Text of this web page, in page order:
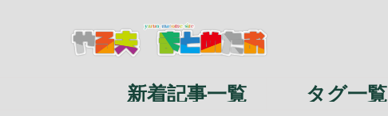
新着記事一覧 タグ一覧